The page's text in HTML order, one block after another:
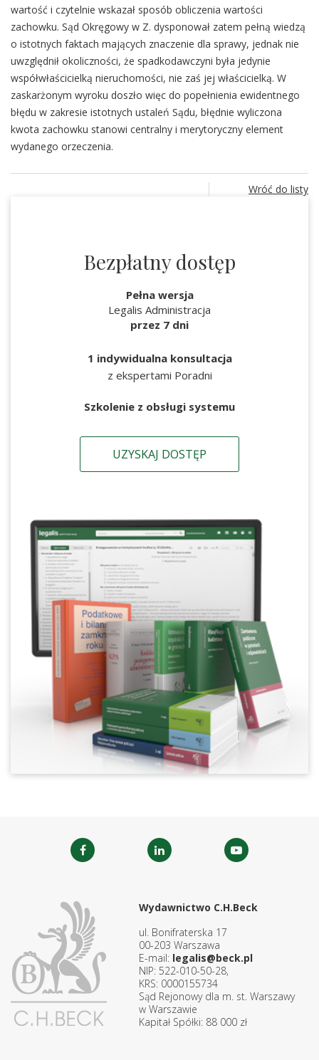
wartość i czytelnie wskazał sposób obliczenia wartości
zachowku. Sąd Okręgowy w Z. dysponował zatem pełną wiedzą
o istotnych faktach mających znaczenie dla sprawy, jednak nie
uwzględnił okoliczności, że spadkodawczyni była jedynie
współwłaścicielką nieruchomości, nie zaś jej właścicielką. W
zaskarżonym wyroku doszło więc do popełnienia ewidentnego
błędu w zakresie istotnych ustaleń Sądu, błędnie wyliczona
kwota zachowku stanowi centralny i merytoryczny element
wydanego orzeczenia.
Wróć do listy
Bezpłatny dostęp
Pełna wersja
Legalis Administracja
przez 7 dni
1 indywidualna konsultacja
z ekspertami Poradni
Szkolenie z obsługi systemu
UZYSKAJ DOSTĘP
Wydawnictwo C.H.Beck
ul. Bonifraterska 17
00-203 Warszawa
E-mail: legalis@beck.pl
NIP: 522-010-50-28,
KRS: 0000155734
Sąd Rejonowy dla m. st. Warszawy
w Warszawie
Kapitał Spółki: 88 000 zł